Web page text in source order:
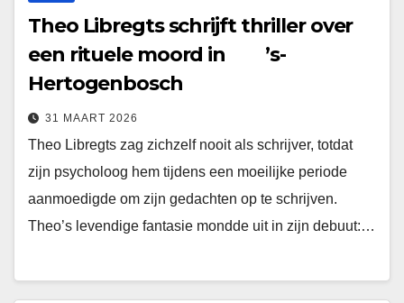
Theo Libregts schrijft thriller over
een rituele moord in ’s-
Hertogenbosch
31 MAART 2026
Theo Libregts zag zichzelf nooit als schrijver, totdat
zijn psycholoog hem tijdens een moeilijke periode
aanmoedigde om zijn gedachten op te schrijven.
Theo’s levendige fantasie mondde uit in zijn debuut:…